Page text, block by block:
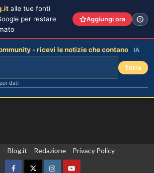
– Blog.it Redazione Privacy Policy
alle tue fonti
per restare
Aggiungi ora
- ricevi le notizie che contano IA
Entra
dati